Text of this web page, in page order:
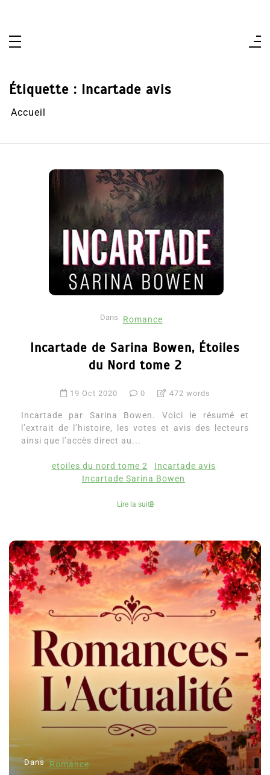
Étiquette : Incartade avis
Accueil
Dans Romance
Incartade de Sarina Bowen, Étoiles
du Nord tome 2
19 Oct 2020 0 472 words
Incartade par Sarina Bowen. Voici le résumé et
l’extrait de l’histoire, les votes et avis des lecteurs
ainsi que l’accès direct au...
etoiles du nord tome 2
Incartade avis
Incartade Sarina Bowen
Lire la suite
Dans Romance